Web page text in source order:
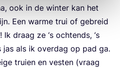
ook in de win­ter kan het
Een war­me trui of gebreid
Ik draag ze ‘s och­tends, ‘s
als ik over­dag op pad ga.
trui­en en ves­ten (vraag